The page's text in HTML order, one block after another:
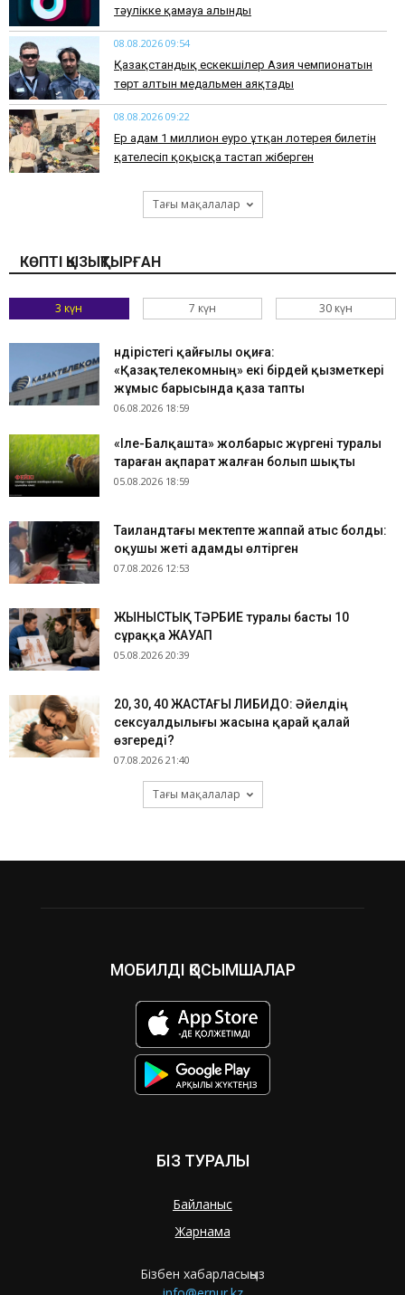
тәулікке қамауға алынды
08.08.2026 09:54
Қазақстандық ескекшілер Азия чемпионатын
төрт алтын медальмен аяқтады
08.08.2026 09:22
Ер адам 1 миллион еуро ұтқан лотерея билетін
қателесіп қоқысқа тастап жіберген
Тағы мақалалар
КӨПТІ ҚЫЗЫҚТЫРҒАН
3 күн 7 күн 30 күн
Өндірістегі қайғылы оқиға:
«Қазақтелекомның» екі бірдей қызметкері
жұмыс барысында қаза тапты
06.08.2026 18:59
«Іле-Балқашта» жолбарыс жүргені туралы
тараған ақпарат жалған болып шықты
05.08.2026 18:59
Таиландтағы мектепте жаппай атыс болды:
оқушы жеті адамды өлтірген
07.08.2026 12:53
ЖЫНЫСТЫҚ ТӘРБИЕ туралы басты 10
сұраққа ЖАУАП
05.08.2026 20:39
​20, 30, 40 ЖАСТАҒЫ ЛИБИДО: Әйелдің
сексуалдылығы жасына қарай қалай
өзгереді?
07.08.2026 21:40
Тағы мақалалар
МОБИЛДІ ҚОСЫМШАЛАР
БІЗ ТУРАЛЫ
Байланыс
Жарнама
Бізбен хабарласыңыз